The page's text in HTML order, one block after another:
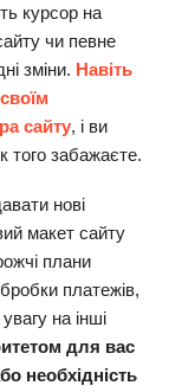
курсор на
чи певне
зміни. Навіть
сайту, і ви
того забажаєте.
нові
макет сайту
плани
платежів,
на інші
для вас
необхідність